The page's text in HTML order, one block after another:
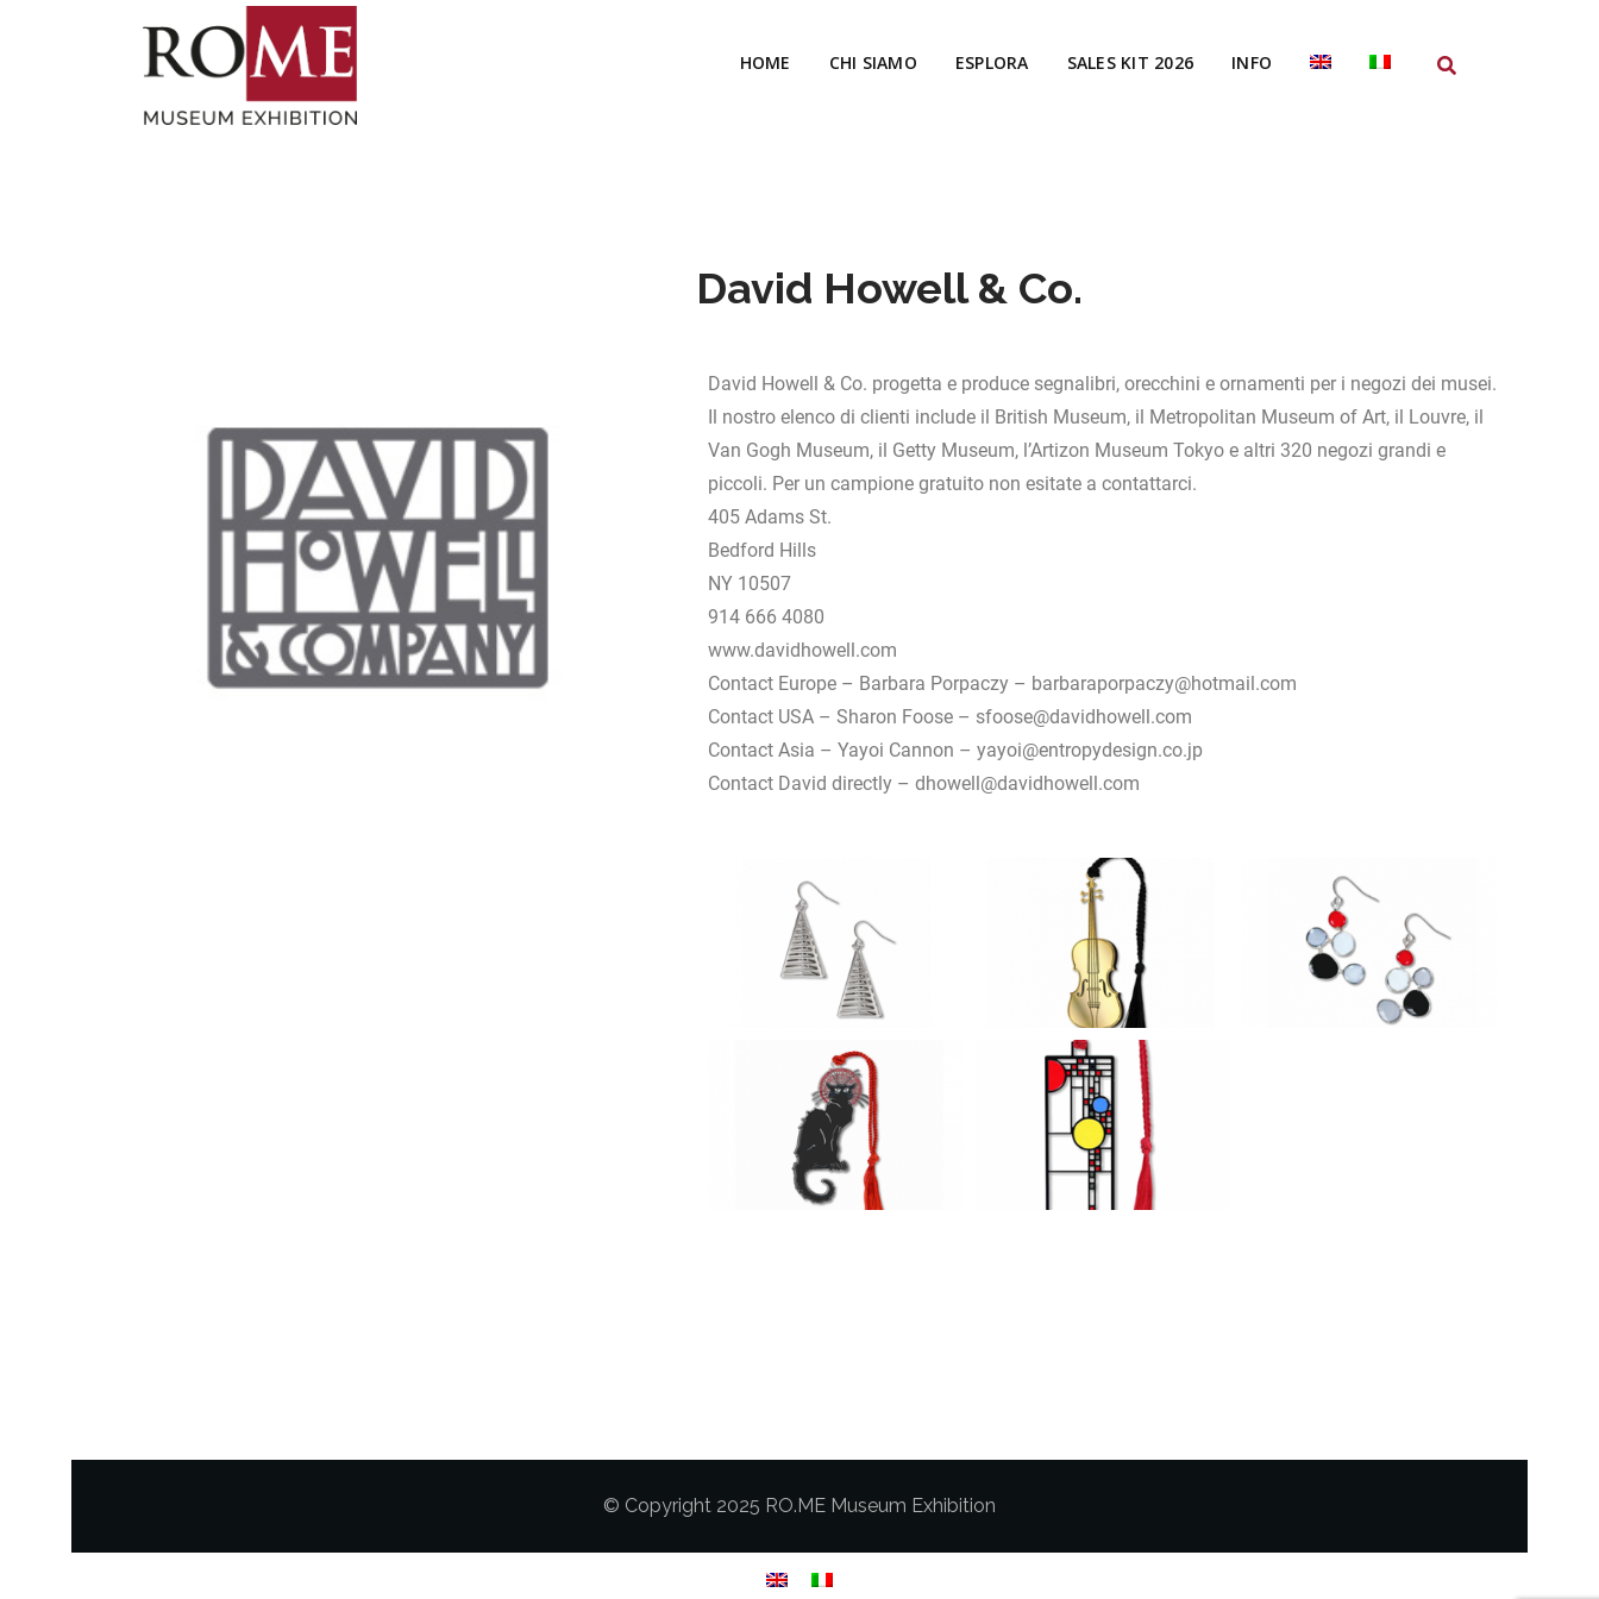
HOME CHI SIAMO ESPLORA SALES KIT 2026 INFO
David Howell & Co.
David Howell & Co. progetta e produce segnalibri, orecchini e ornamenti per i negozi dei musei.
Il nostro elenco di clienti include il British Museum, il Metropolitan Museum of Art, il Louvre, il
Van Gogh Museum, il Getty Museum, l’Artizon Museum Tokyo e altri 320 negozi grandi e
piccoli. Per un campione gratuito non esitate a contattarci.
405 Adams St.
Bedford Hills
NY 10507
914 666 4080
www.davidhowell.com
Contact Europe – Barbara Porpaczy – barbaraporpaczy@hotmail.com
Contact USA – Sharon Foose – sfoose@davidhowell.com
Contact Asia – Yayoi Cannon – yayoi@entropydesign.co.jp
Contact David directly – dhowell@davidhowell.com
© Copyright 2025 RO.ME Museum Exhibition